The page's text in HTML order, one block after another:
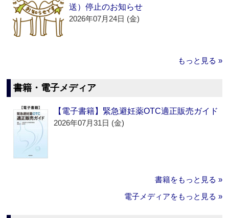
送）停止のお知らせ
2026年07月24日 (金)
もっと見る »
書籍・電子メディア
【電子書籍】緊急避妊薬OTC適正販売ガイド
2026年07月31日 (金)
書籍をもっと見る »
電子メディアをもっと見る »